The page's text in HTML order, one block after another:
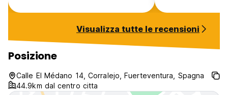
Visualizza tutte le recensioni
Posizione
Calle El Médano 14, Corralejo, Fuerteventura, Spagna
44.9km dal centro citta